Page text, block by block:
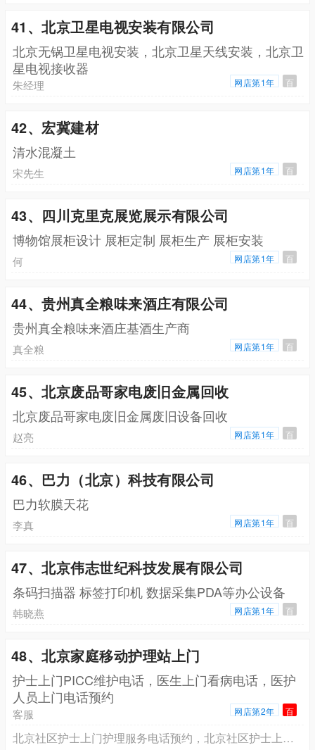
41、北京卫星电视安装有限公司
北京无锅卫星电视安装，北京卫星天线安装，北京卫
星电视接收器
朱经理 网店第1年 百
42、宏冀建材
清水混凝土
宋先生 网店第1年 百
43、四川克里克展览展示有限公司
博物馆展柜设计 展柜定制 展柜生产 展柜安装
何 网店第1年 百
44、贵州真全粮味来酒庄有限公司
贵州真全粮味来酒庄基酒生产商
真全粮 网店第1年 百
45、北京废品哥家电废旧金属回收
北京废品哥家电废旧金属废旧设备回收
赵亮 网店第1年 百
46、巴力（北京）科技有限公司
巴力软膜天花
李真 网店第1年 百
47、北京伟志世纪科技发展有限公司
条码扫描器 标签打印机 数据采集PDA等办公设备
韩晓燕 网店第1年 百
48、北京家庭移动护理站上门
护士上门PICC维护电话，医生上门看病电话，医护
人员上门电话预约
客服 网店第2年 百
北京社区护士上门护理服务电话预约，北京社区护士上门打针输液电话预约，北京社区护士上门换药拆线电话预约